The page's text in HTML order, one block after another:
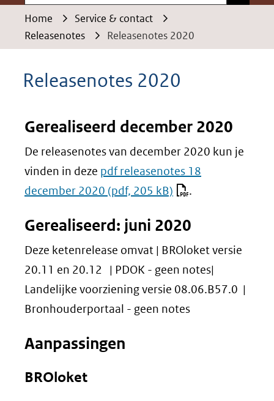
Home
Service & contact
Releasenotes
Releasenotes 2020
Releasenotes 2020
Gerealiseerd december 2020
De releasenotes van december 2020 kun je
vinden in deze pdf releasenotes 18
december 2020 (pdf, 205 kB) .
Gerealiseerd: juni 2020
Deze ketenrelease omvat | BROloket versie
20.11 en 20.12 | PDOK - geen notes|
Landelijke voorziening versie 08.06.B57.0 |
Bronhouderportaal - geen notes
Aanpassingen
BROloket